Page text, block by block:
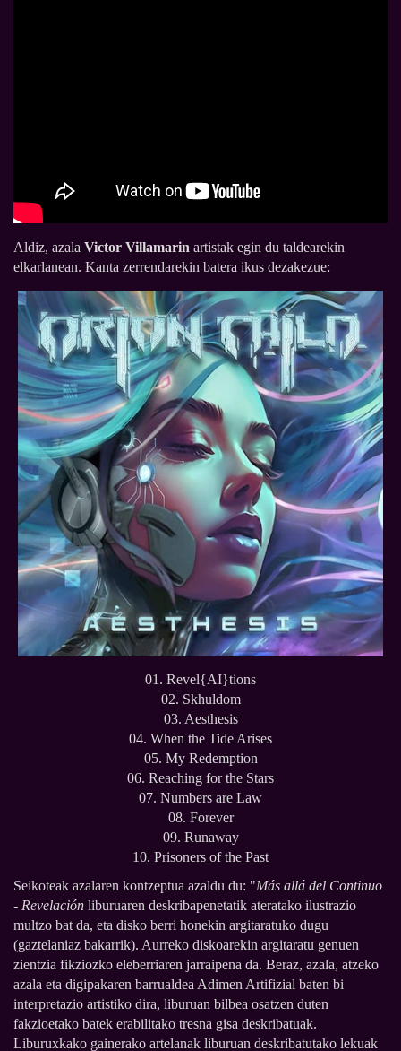
Aldiz, azala Victor Villamarin artistak egin du taldearekin
elkarlanean. Kanta zerrendarekin batera ikus dezakezue:
01. Revel{AI}tions
02. Skhuldom
03. Aesthesis
04. When the Tide Arises
05. My Redemption
06. Reaching for the Stars
07. Numbers are Law
08. Forever
09. Runaway
10. Prisoners of the Past
Seikoteak azalaren kontzeptua azaldu du: "Más allá del Continuo
- Revelación liburuaren deskribapenetatik ateratako ilustrazio
multzo bat da, eta disko berri honekin argitaratuko dugu
(gaztelaniaz bakarrik). Aurreko diskoarekin argitaratu genuen
zientzia fikziozko eleberriaren jarraipena da. Beraz, azala, atzeko
azala eta digipakaren barrualdea Adimen Artifizial baten bi
interpretazio artistiko dira, liburuan bilbea osatzen duten
fakzioetako batek erabilitako tresna gisa deskribatuak.
Liburuxkako gainerako artelanak liburuan deskribatutako lekuak